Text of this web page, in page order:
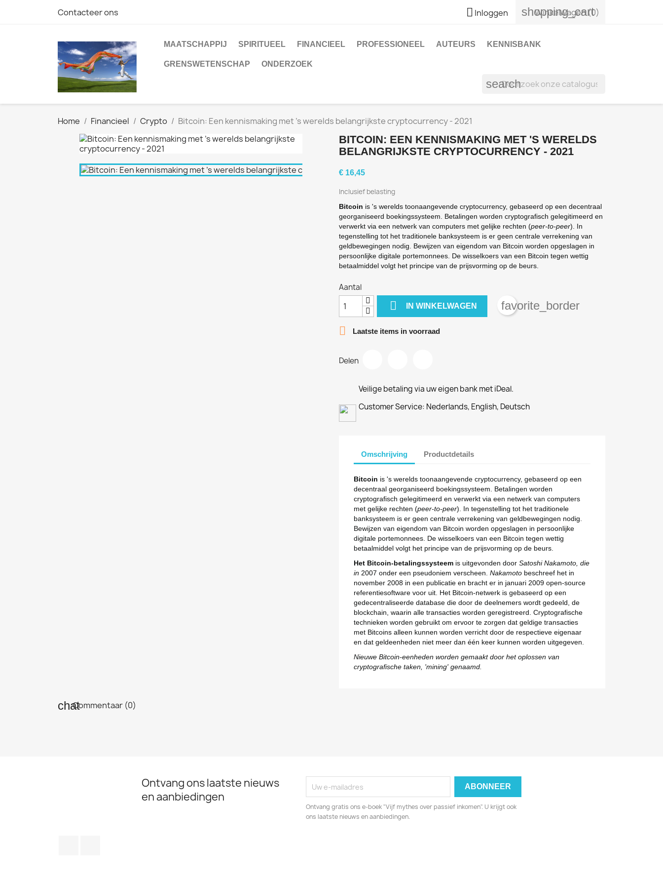
×
×
Maak een verlanglijst
×
U moet ingelogd zijn om producten in uw verlanglijst op te slaan.
Annuleren Inloggen
Contacteer ons  Inloggen shopping_cart
Winkelwagen(0)
MAATSCHAPPIJ SPIRITUEEL FINANCIEEL PROFESSIONEEL AUTEURS KENNISBANK
GRENSWETENSCHAP ONDERZOEK
search
Home Financieel Crypto Bitcoin: Een kennismaking met 's werelds belangrijkste cryptocurrency - 2021
BITCOIN: EEN KENNISMAKING MET 'S WERELDS
BELANGRIJKSTE CRYPTOCURRENCY - 2021
€ 16,45
Inclusief belasting
Bitcoin is 's werelds toonaangevende cryptocurrency, gebaseerd op een decentraal
georganiseerd boekingssysteem. Betalingen worden cryptografisch gelegitimeerd en
verwerkt via een netwerk van computers met gelijke rechten (peer-to-peer). In
tegenstelling tot het traditionele banksysteem is er geen centrale verrekening van
geldbewegingen nodig. Bewijzen van eigendom van Bitcoin worden opgeslagen in
persoonlijke digitale portemonnees. De wisselkoers van een Bitcoin tegen wettig
betaalmiddel volgt het principe van de prijsvorming op de beurs.
Aantal
 IN WINKELWAGEN
favorite_border

Laatste items in voorraad
Delen
Veilige betaling via uw eigen bank met iDeal.
Customer Service: Nederlands, English, Deutsch
Omschrijving Productdetails
Bitcoin is 's werelds toonaangevende cryptocurrency, gebaseerd op een
decentraal georganiseerd boekingssysteem. Betalingen worden
cryptografisch gelegitimeerd en verwerkt via een netwerk van computers
met gelijke rechten (peer-to-peer). In tegenstelling tot het traditionele
banksysteem is er geen centrale verrekening van geldbewegingen nodig.
Bewijzen van eigendom van Bitcoin worden opgeslagen in persoonlijke
digitale portemonnees. De wisselkoers van een Bitcoin tegen wettig
betaalmiddel volgt het principe van de prijsvorming op de beurs.
Het Bitcoin-betalingssysteem is uitgevonden door Satoshi Nakamoto, die
in 2007 onder een pseudoniem verscheen. Nakamoto beschreef het in
november 2008 in een publicatie en bracht er in januari 2009 open-source
referentiesoftware voor uit. Het Bitcoin-netwerk is gebaseerd op een
gedecentraliseerde database die door de deelnemers wordt gedeeld, de
blockchain, waarin alle transacties worden geregistreerd. Cryptografische
technieken worden gebruikt om ervoor te zorgen dat geldige transacties
met Bitcoins alleen kunnen worden verricht door de respectieve eigenaar
en dat geldeenheden niet meer dan één keer kunnen worden uitgegeven.
Nieuwe Bitcoin-eenheden worden gemaakt door het oplossen van
cryptografische taken, 'mining' genaamd.
Commentaar (0)
Ontvang ons laatste nieuws
en aanbiedingen
Ontvang gratis ons e-boek "Vijf mythes over passief inkomen". U krijgt ook
ons laatste nieuws en aanbiedingen.